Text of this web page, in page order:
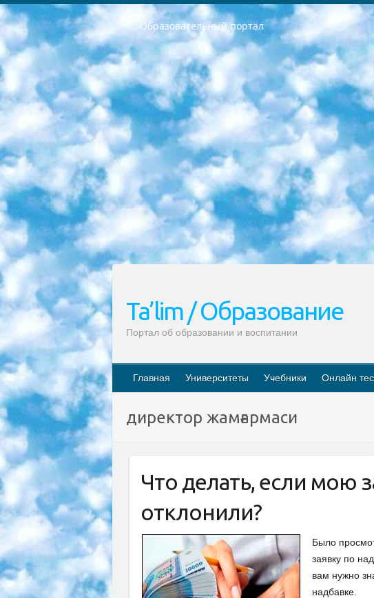
Образовательный портал
РЕСПУБЛИКА УЗБЕКИСТАН МИНИСТРЕРСТВО ДОШКОЛЬНОГО И ШКОЛЬНОГО ОБРАЗОВАНИЯ КОМАНДА в общеобразовательных учреждениях в 2023-2024 учебном году организация и проведение итоговой государственной аттестации обучающихся о Министра дошкольного и школьного образования Республики Узбекистан от 4 марта 2008 года (постановлением Минюста от 20 марта 2008 года № 1778 государственной регистрации) «Итоговое состояние учащихся общего среднего образования на основании положения об утверждении положения об аттестации общего среднего образования выпускной экзамен студентов в образовательных учреждениях в 2023-2024 учебном году В целях организации и прохождения аттестации приказываю: 1. Следующее: перечень предметов, по которым будет проводиться итоговая государственная аттестация и экзамен формы перевода согласно приложению 1; сертификаты международного образца, оценивающие уровень владения иностранными языками перечень согласно приложению 2; 2. Педагогический при специализированных образовательных учреждениях. научно-практический центр квалификации и международной оценки (Д.Давидова) 2024 г. До 25 марта: задания по предметам, по которым будет проводиться итоговая аттестация разработка и утверждение технических условий; итоговая аттестация на основании разработанного предметного задания разработка вопросов по предметам (устно и письменно), экзамен передача; общеобразовательные средние школы и специальные учебные заведения учащиеся выпускных классов школ и интернатов в агентской системе подготовка базы данных экзаменационных материалов и критериев оценки; перевод базы экзаменационных материалов на все языки обучения подать в Республиканский образовательный центр для изготовления; варианты экзаменов на основе разработанных контрольных материалов пусть будут поставлены задачи формирования. 3. Республиканский образовательный центр (Ш.Худайкулов) до 5 апреля 2024 года. до: база данных предоставленных экзаменационных материалов на все языки обучения перевод и экспертиза; для слепых, слабовидящих, глухих, слабослышащих и умственно отсталых детей учащиеся выпускных классов специализированных школ и школ-интернатов база данных экзаменационных материалов на всех преподаваемых языках подготовка критериев оценки; специализированные школы для умственно отсталых детей и технологии для учащихся выпускных классов школ-интернатов разработка соответствующих рекомендаций и критериев проведения ЕГЭ по естествознанию давать задания. 4. Педагогический при специализированных образовательных учреждениях. Научно-практический центр навыков и международной оценки (Д.Давидова), Республика образовательный центр (Худайкулов Ш.) итоговый государственный аттестационный экзамен ориентирован на творческое и логическое мышление при подготовке базы материалов учитывать введение заданий. 5. Следует отметить, что: сертификат государственного образца о знании общеобразовательного предмета и как минимум национальный уровень B1 по предметам на иностранных языках, указанным в Приложении 2. или международно признанный сертификат эквивалентного уровня студенты, изучающие определенный предмет, освобождаются от экзамена; по соответствующим предметам запланирована итоговая государственная аттестация за день до дня, путем жеребьевки Рабочей группой (в письменной форме по предметам, проводимым в форме) из числа сформированных вариантов выбрано 2 варианта; 2 выбранных варианта экзамена анонсированы на официальном сайте министерства и все выпускники по всей
Ta’lim / Образование
Портал об образовании и воспитании
Главная Университеты Учебники Онлайн
директор жамғармаси
Что делать, если мою
отклонили?
Было
заявку по
вам нужно
надбавке.